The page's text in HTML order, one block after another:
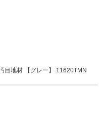
目地材 【グレー】 11620TMN